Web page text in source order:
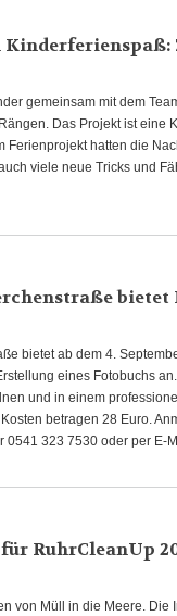
gemeinsam mit dem
Das Projekt ist eine
Ferienprojekt hatten die
viele neue Tricks und
bietet
bietet ab dem 4.
eines Fotobuchs
und in einem
betragen 28 Euro.
0541 323 7530 oder per E-
RuhrCleanUp
von Müll in die Meere.